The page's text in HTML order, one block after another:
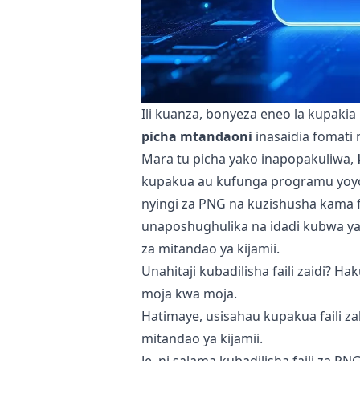
Ili kuanza, bonyeza eneo la
picha mtandaoni inasaidia fomati
Mara tu picha yako inapopakuliwa,
kupakua au kufunga programu
nyingi za PNG na kuzishusha
unaposhughulika na idadi kubwa
za mitandao ya kijamii.
Unahitaji kubadilisha faili zaidi?
moja kwa moja.
Hatimaye, usisahau kupakua faili
mitandao ya kijamii.
Je, ni salama kubadilisha faili za